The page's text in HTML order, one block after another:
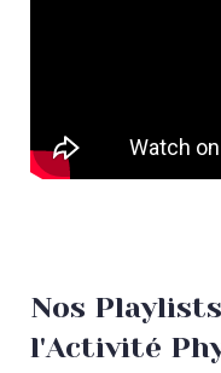
Nos
l'Activité